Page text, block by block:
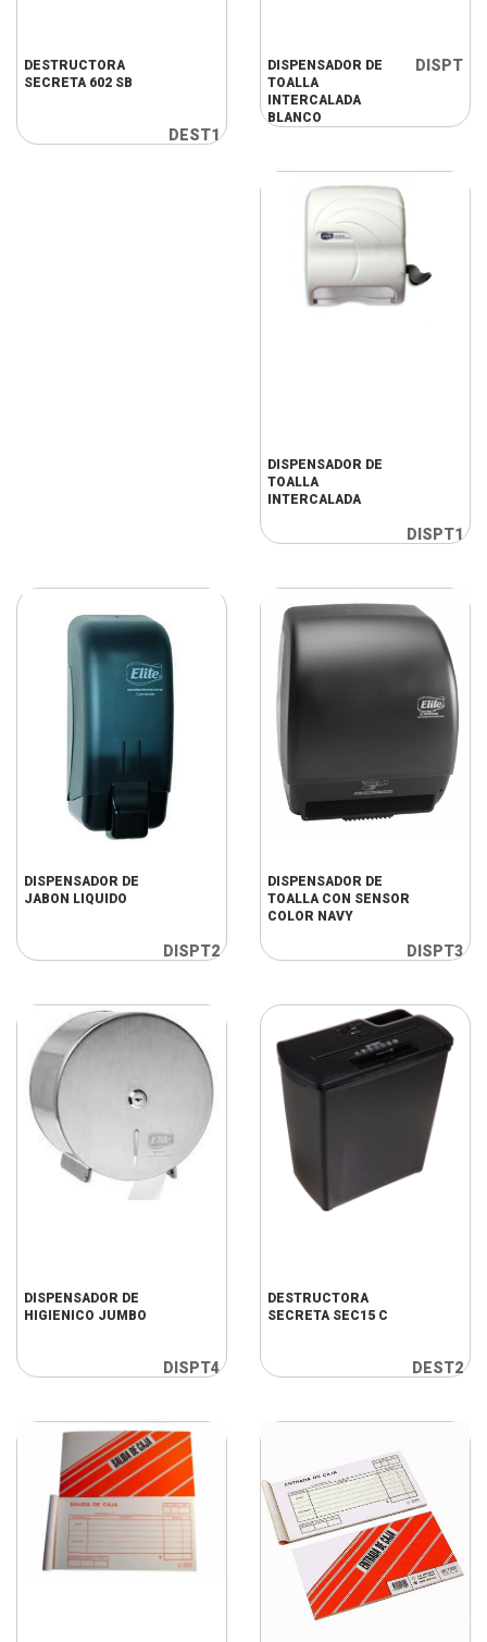
DESTRUCTORA
SECRETA 602 SB
DEST1
DISPENSADOR DE
TOALLA
INTERCALADA
BLANCO
DISPT
DISPENSADOR DE
TOALLA
INTERCALADA
DISPT1
DISPENSADOR DE
JABON LIQUIDO
DISPT2
DISPENSADOR DE
TOALLA CON SENSOR
COLOR NAVY
DISPT3
DISPENSADOR DE
HIGIENICO JUMBO
DISPT4
DESTRUCTORA
SECRETA SEC15 C
DEST2